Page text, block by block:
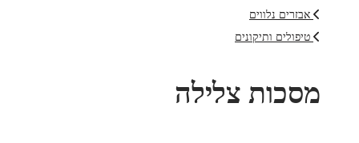
אבזרים נלווים
טיפולים ותיקונים
מסכות צלילה